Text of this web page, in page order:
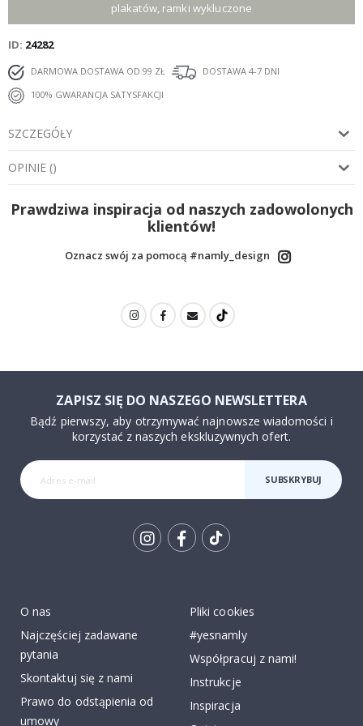
plakatów, ramki wykluczone
ID 24282
DARMOWA DOSTAWA OD 99 ZŁ
DOSTAWA 4-7 DNI
100% GWARANCJA SATYSFAKCJI
SZCZEGÓŁY
OPINIE ()
Prawdziwa inspiracja od naszych zadowolonych
klientów!
Oznacz swój za pomocą #namly_design
ZAPISZ SIĘ DO NASZEGO NEWSLETTERA
Bądź pierwszy, aby otrzymywać najnowsze wiadomości i
korzystać z naszych ekskluzywnych ofert.
SUBSKRYBUJ
O nas
Najczęściej zadawane
pytania
Skontaktuj się z nami
Prawo do odstąpienia od
umowy
Pliki cookies
#yesnamly
Współpracuj z nami!
Instrukcje
Inspiracja